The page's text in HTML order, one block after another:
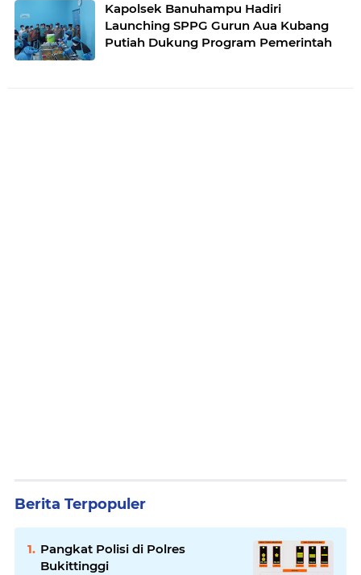
Kapolsek Banuhampu Hadiri
Launching SPPG Gurun Aua Kubang
Putiah Dukung Program Pemerintah
Berita Terpopuler
Pangkat Polisi di Polres
Bukittinggi